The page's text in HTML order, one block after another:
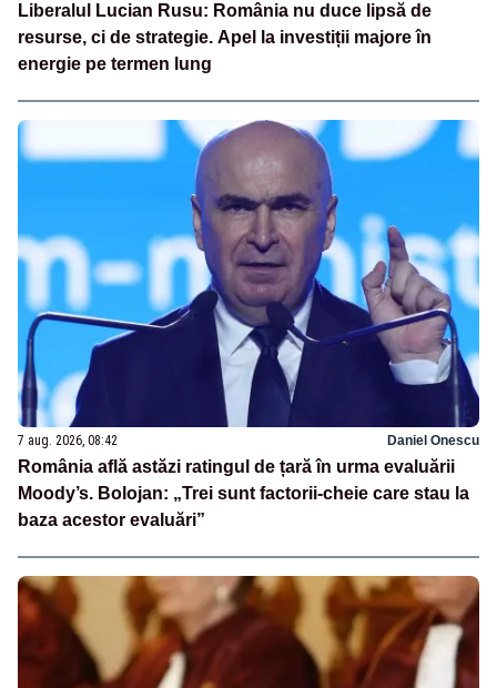
Liberalul Lucian Rusu: România nu duce lipsă de
resurse, ci de strategie. Apel la investiții majore în
energie pe termen lung
7 aug. 2026, 08:42 Daniel Onescu
România află astăzi ratingul de țară în urma evaluării
Moody’s. Bolojan: „Trei sunt factorii-cheie care stau la
baza acestor evaluări”